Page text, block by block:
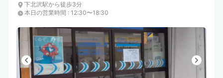
下北沢駅から徒歩3分
本日の営業時間 : 12:30〜18:30